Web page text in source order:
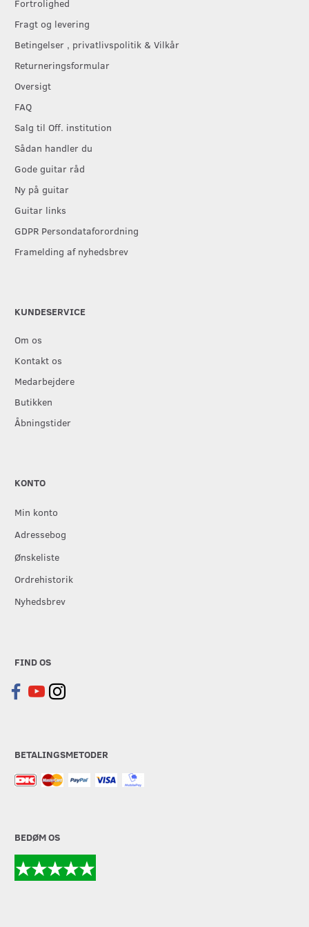
Fortrolighed
Fragt og levering
Betingelser , privatlivspolitik & Vilkår
Returneringsformular
Oversigt
FAQ
Salg til Off. institution
Sådan handler du
Gode guitar råd
Ny på guitar
Guitar links
GDPR Persondataforordning
Framelding af nyhedsbrev
KUNDESERVICE
Om os
Kontakt os
Medarbejdere
Butikken
Åbningstider
KONTO
Min konto
Adressebog
Ønskeliste
Ordrehistorik
Nyhedsbrev
FIND OS
BETALINGSMETODER
BEDØM OS